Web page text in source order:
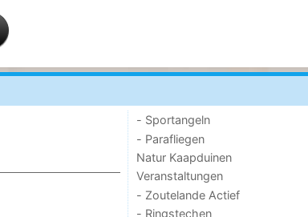
- Sportangeln
- Parafliegen
Natur Kaapduinen
Veranstaltungen
- Zoutelande Actief
- Ringstechen